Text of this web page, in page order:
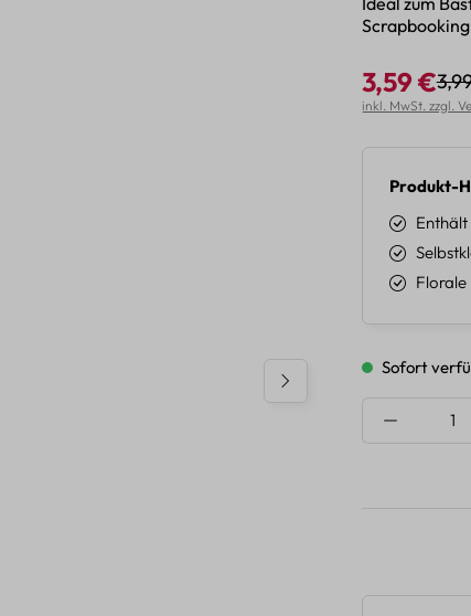
Verkaufspreis:
3,59 €
inkl. MwSt. zzgl.
Produkt-
Florale
Sofort